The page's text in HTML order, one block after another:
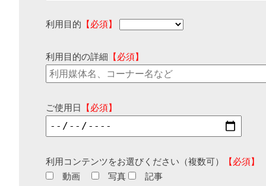
利用目的 【必須】
利用目的の詳細 【必須】
ご使用日 【必須】
利用コンテンツをお選びください（複数可）
【必須】
動画
写真 記事